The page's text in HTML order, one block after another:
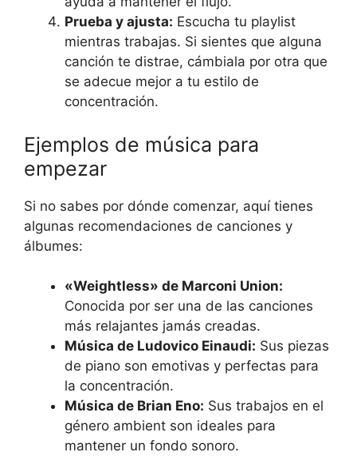
Prueba y ajusta: Escucha tu playlist
mientras trabajas. Si sientes que alguna
canción te distrae, cámbiala por otra que
se adecue mejor a tu estilo de
concentración.
Ejemplos de música para
empezar
Si no sabes por dónde comenzar, aquí tienes
algunas recomendaciones de canciones y
álbumes:
«Weightless» de Marconi Union:
Conocida por ser una de las canciones
más relajantes jamás creadas.
Música de Ludovico Einaudi: Sus piezas
de piano son emotivas y perfectas para
la concentración.
Música de Brian Eno: Sus trabajos en el
género ambient son ideales para
mantener un fondo sonoro.